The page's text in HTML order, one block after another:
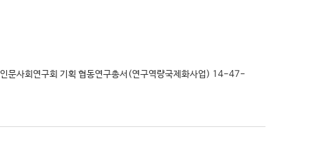
문사회연구회 기획 협동연구총서(연구역량국제화사업) 14-47-